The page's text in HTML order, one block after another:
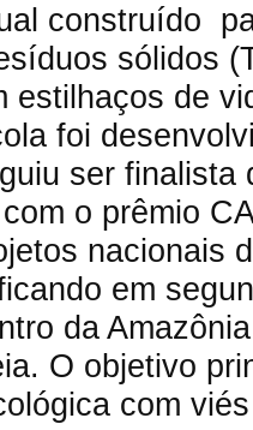
construído
sólidos
estilhaços de
foi
ser
o prêmio
nacionais
em
da
O objetivo
com